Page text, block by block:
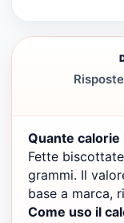
Quante
Fette
grammi. Il
base a marca,
Come uso il